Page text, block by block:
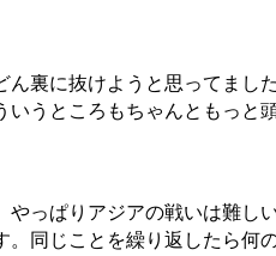
裏に抜けようと思ってまし
うところもちゃんともっと
っぱりアジアの戦いは難し
同じことを繰り返したら何